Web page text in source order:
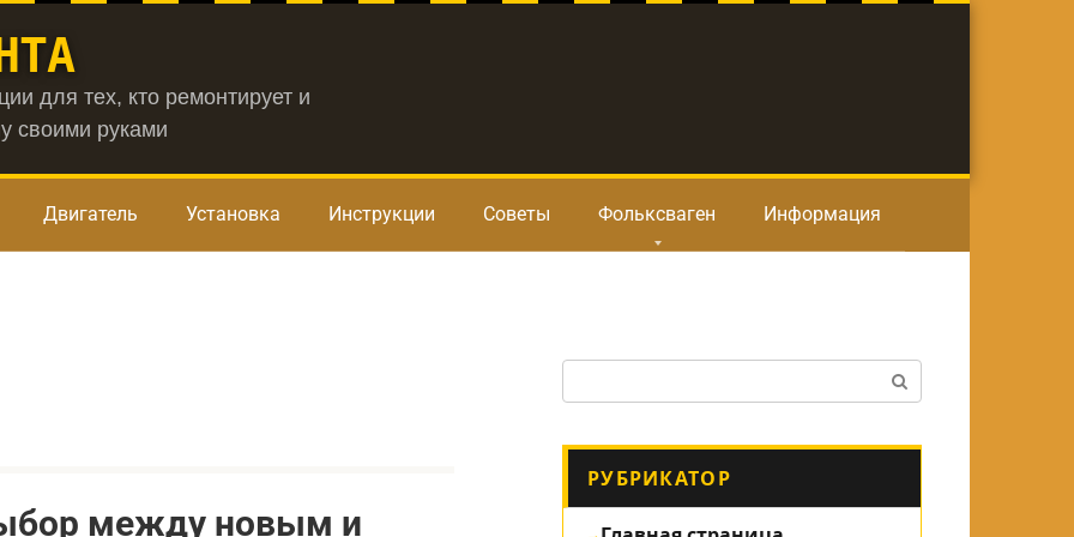
для тех, кто ремонтирует и
своими руками
Двигатель Установка Инструкции Советы Фольксваген Информация
между новым и
РУБРИКАТОР